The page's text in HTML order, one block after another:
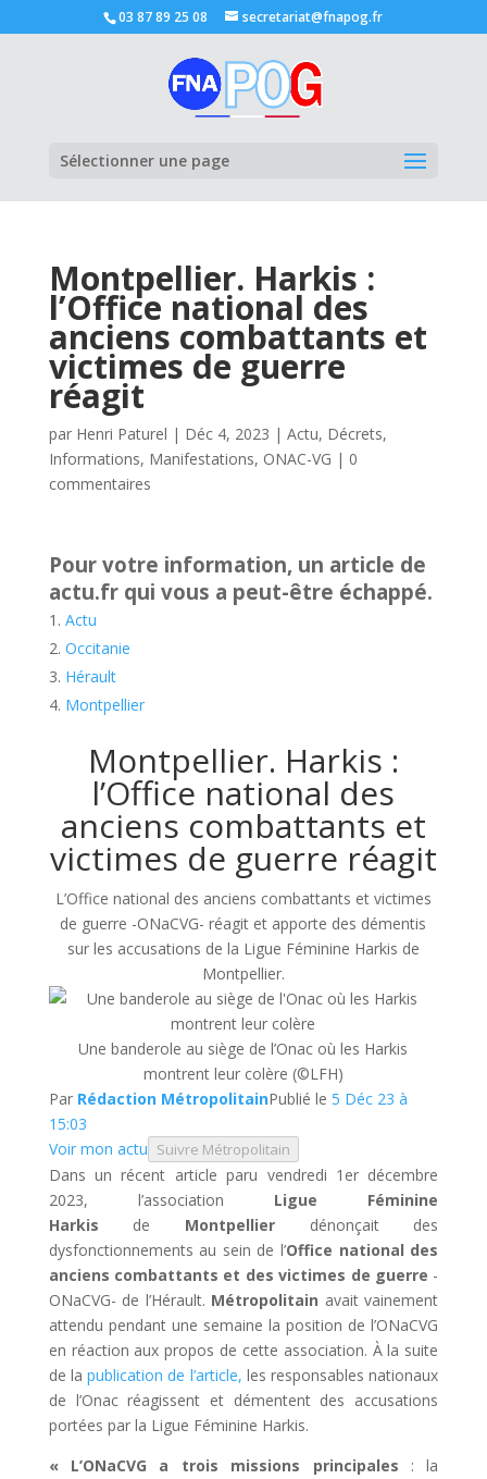
03 87 89 25 08 secretariat@fnapog.fr
Sélectionner une page
Montpellier. Harkis :
l’Office national des
anciens combattants et
victimes de guerre
réagit
par Henri Paturel | Déc 4, 2023 | Actu, Décrets,
Informations, Manifestations, ONAC-VG | 0
commentaires
Pour votre information, un article de
actu.fr qui vous a peut-être échappé.
Actu
Occitanie
Hérault
Montpellier
Montpellier. Harkis :
l’Office national des
anciens combattants et
victimes de guerre réagit
L’Office national des anciens combattants et victimes
de guerre -ONaCVG- réagit et apporte des démentis
sur les accusations de la Ligue Féminine Harkis de
Montpellier.
Une banderole au siège de l’Onac où les Harkis
montrent leur colère (©LFH)
Par Rédaction MétropolitainPublié le 5 Déc 23 à
15:03
Voir mon actu Suivre Métropolitain
Dans un récent article paru vendredi 1er décembre
2023, l’association Ligue Féminine
Harkis de Montpellier dénonçait des
dysfonctionnements au sein de l’Office national des
anciens combattants et des victimes de guerre -
ONaCVG- de l’Hérault. Métropolitain avait vainement
attendu pendant une semaine la position de l’ONaCVG
en réaction aux propos de cette association. À la suite
de lapublication de l’article, les responsables nationaux
de l’Onac réagissent et démentent des accusations
portées par la Ligue Féminine Harkis.
« L’ONaCVG a trois missions principales : la